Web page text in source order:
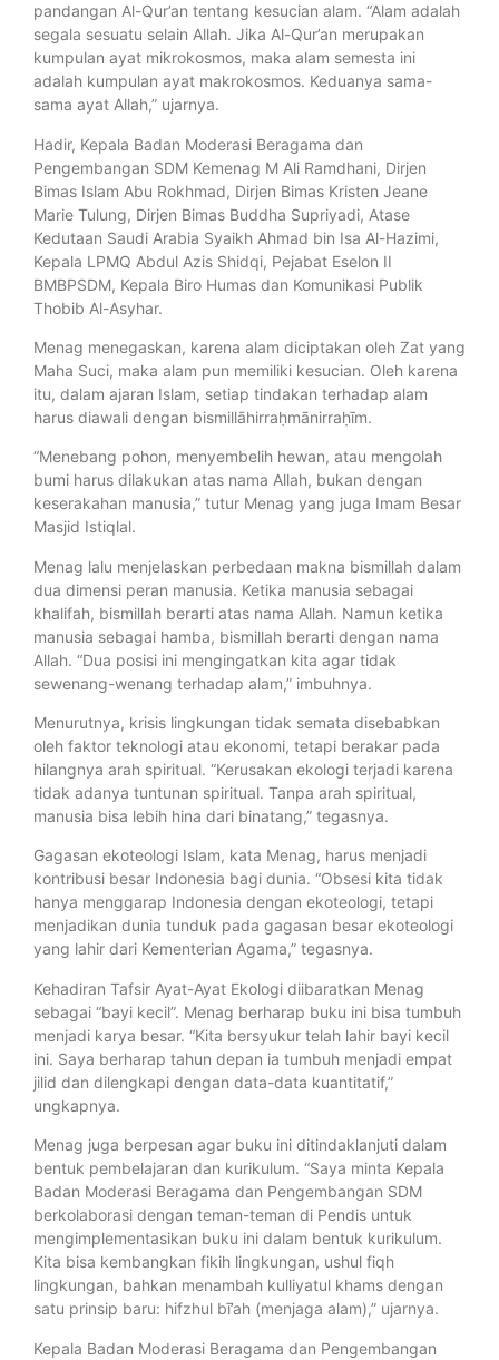
pandangan Al-Qur’an tentang kesucian alam. “Alam adalah
segala sesuatu selain Allah. Jika Al-Qur’an merupakan
kumpulan ayat mikrokosmos, maka alam semesta ini
adalah kumpulan ayat makrokosmos. Keduanya sama-
sama ayat Allah,” ujarnya.
Hadir, Kepala Badan Moderasi Beragama dan
Pengembangan SDM Kemenag M Ali Ramdhani, Dirjen
Bimas Islam Abu Rokhmad, Dirjen Bimas Kristen Jeane
Marie Tulung, Dirjen Bimas Buddha Supriyadi, Atase
Kedutaan Saudi Arabia Syaikh Ahmad bin Isa Al-Hazimi,
Kepala LPMQ Abdul Azis Shidqi, Pejabat Eselon II
BMBPSDM, Kepala Biro Humas dan Komunikasi Publik
Thobib Al-Asyhar.
Menag menegaskan, karena alam diciptakan oleh Zat yang
Maha Suci, maka alam pun memiliki kesucian. Oleh karena
itu, dalam ajaran Islam, setiap tindakan terhadap alam
harus diawali dengan bismillāhirraḥmānirraḥīm.
“Menebang pohon, menyembelih hewan, atau mengolah
bumi harus dilakukan atas nama Allah, bukan dengan
keserakahan manusia,” tutur Menag yang juga Imam Besar
Masjid Istiqlal.
Menag lalu menjelaskan perbedaan makna bismillah dalam
dua dimensi peran manusia. Ketika manusia sebagai
khalifah, bismillah berarti atas nama Allah. Namun ketika
manusia sebagai hamba, bismillah berarti dengan nama
Allah. “Dua posisi ini mengingatkan kita agar tidak
sewenang-wenang terhadap alam,” imbuhnya.
Menurutnya, krisis lingkungan tidak semata disebabkan
oleh faktor teknologi atau ekonomi, tetapi berakar pada
hilangnya arah spiritual. “Kerusakan ekologi terjadi karena
tidak adanya tuntunan spiritual. Tanpa arah spiritual,
manusia bisa lebih hina dari binatang,” tegasnya.
Gagasan ekoteologi Islam, kata Menag, harus menjadi
kontribusi besar Indonesia bagi dunia. “Obsesi kita tidak
hanya menggarap Indonesia dengan ekoteologi, tetapi
menjadikan dunia tunduk pada gagasan besar ekoteologi
yang lahir dari Kementerian Agama,” tegasnya.
Kehadiran Tafsir Ayat-Ayat Ekologi diibaratkan Menag
sebagai “bayi kecil”. Menag berharap buku ini bisa tumbuh
menjadi karya besar. “Kita bersyukur telah lahir bayi kecil
ini. Saya berharap tahun depan ia tumbuh menjadi empat
jilid dan dilengkapi dengan data-data kuantitatif,”
ungkapnya.
Menag juga berpesan agar buku ini ditindaklanjuti dalam
bentuk pembelajaran dan kurikulum. “Saya minta Kepala
Badan Moderasi Beragama dan Pengembangan SDM
berkolaborasi dengan teman-teman di Pendis untuk
mengimplementasikan buku ini dalam bentuk kurikulum.
Kita bisa kembangkan fikih lingkungan, ushul fiqh
lingkungan, bahkan menambah kulliyatul khams dengan
satu prinsip baru: hifzhul bī’ah (menjaga alam),” ujarnya.
Kepala Badan Moderasi Beragama dan Pengembangan